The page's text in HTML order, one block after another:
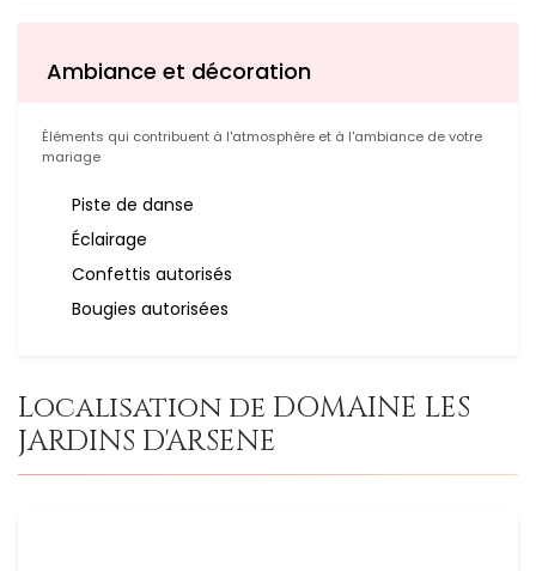
Ambiance et décoration
Éléments qui contribuent à l'atmosphère et à l'ambiance de votre
mariage
Piste de danse
Éclairage
Confettis autorisés
Bougies autorisées
Localisation de DOMAINE LES
JARDINS D'ARSENE